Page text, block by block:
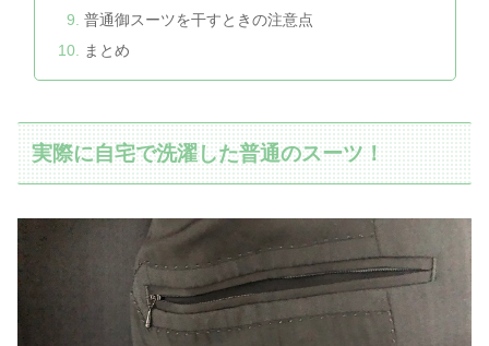
普通御スーツを干すときの注意点
まとめ
実際に自宅で洗濯した普通のスーツ！